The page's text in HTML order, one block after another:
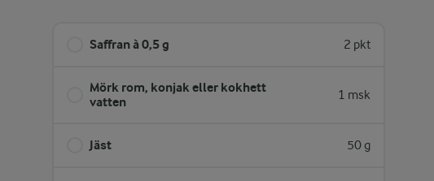
Saffran à 0,5 g 2 pkt
Mörk rom, konjak eller kokhett
vatten
1 msk
Jäst 50 g